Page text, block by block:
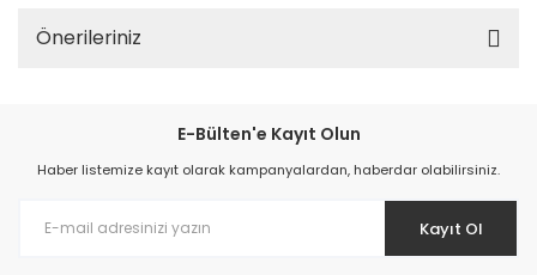
Önerileriniz
E-Bülten'e Kayıt Olun
Haber listemize kayıt olarak kampanyalardan, haberdar olabilirsiniz.
Kayıt Ol